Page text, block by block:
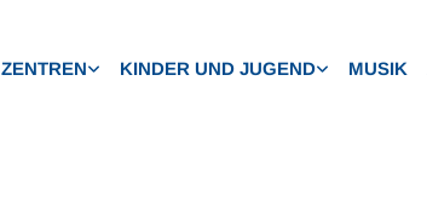
ZENTREN KINDER UND JUGEND MUSIK